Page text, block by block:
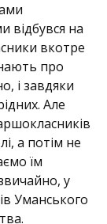
відбувся на
вкотре
про
і завдяки
Але
а потім не
їм
у
Уманського